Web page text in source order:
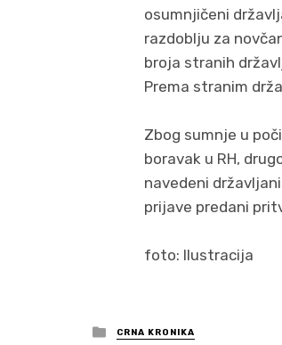
osumnjičeni
razdoblju za
broja stranih
Prema stranim
Zbog sumnje u
boravak u RH,
navedeni
prijave predani
foto: Ilustracija
Posted
CRNA KRONIKA